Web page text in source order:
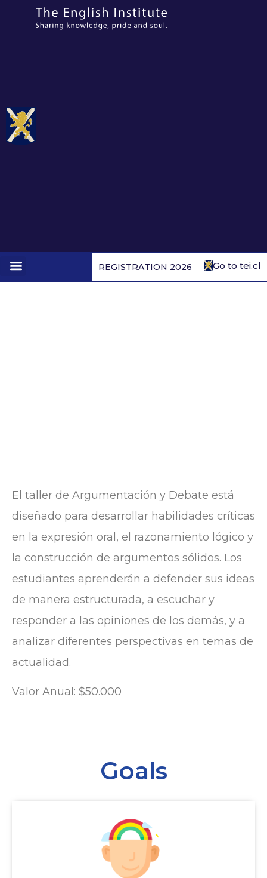
Go to tei.cl
REGISTRATION 2026
El taller de Argumentación y Debate está
diseñado para desarrollar habilidades críticas
en la expresión oral, el razonamiento lógico y
la construcción de argumentos sólidos. Los
estudiantes aprenderán a defender sus ideas
de manera estructurada, a escuchar y
responder a las opiniones de los demás, y a
analizar diferentes perspectivas en temas de
actualidad.
Valor Anual: $50.000
Goals